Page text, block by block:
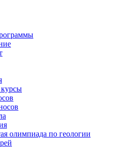
олимпиада по геологии